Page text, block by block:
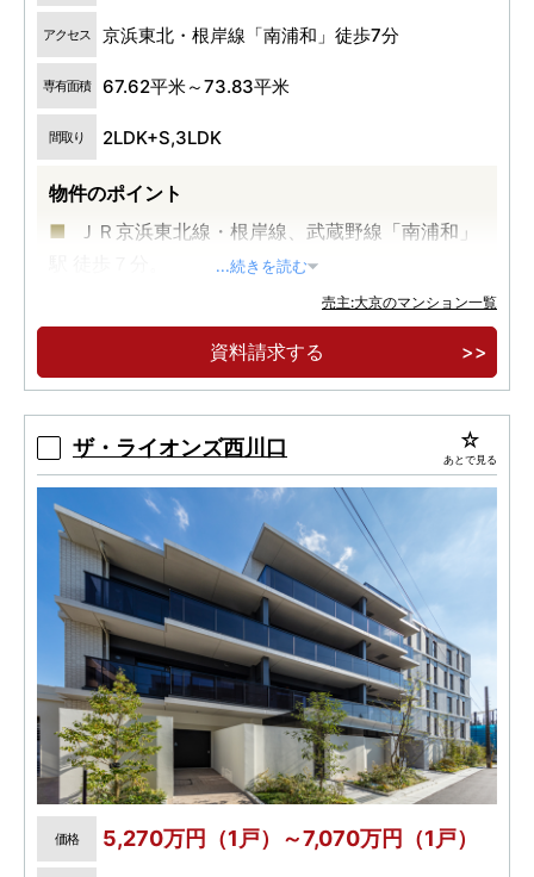
アクセス 京浜東北・根岸線「南浦和」徒歩7分
専有面積 67.62平米～73.83平米
間取り 2LDK+S,3LDK
物件のポイント
ＪＲ京浜東北線・根岸線、武蔵野線「南浦和」
ＪＲ２路線利用可能で都心へダイレクトアクセ
ス。南向き中心・専有面積７０平米台中心。
可動クロゼットなど家族が永く快適に暮らせる
...続きを読む
売主:大京のマンション一覧
資料請求する
ザ・ライオンズ西川口 あとで見る
価格 5,270万円（1戸）～7,070万円（1戸）